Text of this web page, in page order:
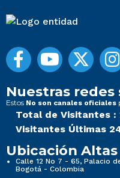
Nuestras redes
Estos No son canales oficiales
Total de Visitantes :
Visitantes Últimas
Ubicación
Calle 12 No 7 - 65, Palacio
Bogotá - Colombia